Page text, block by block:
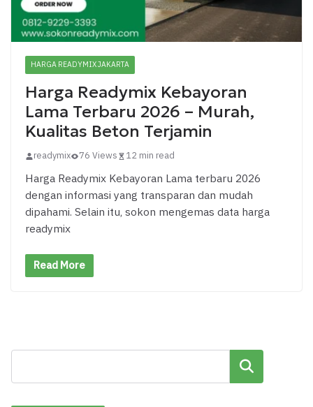
HARGA READYMIX JAKARTA
Harga Readymix Kebayoran
Lama Terbaru 2026 – Murah,
Kualitas Beton Terjamin
readymix 76 Views 12 min read
Harga Readymix Kebayoran Lama terbaru 2026
dengan informasi yang transparan dan mudah
dipahami. Selain itu, sokon mengemas data harga
readymix
Read More
Cari